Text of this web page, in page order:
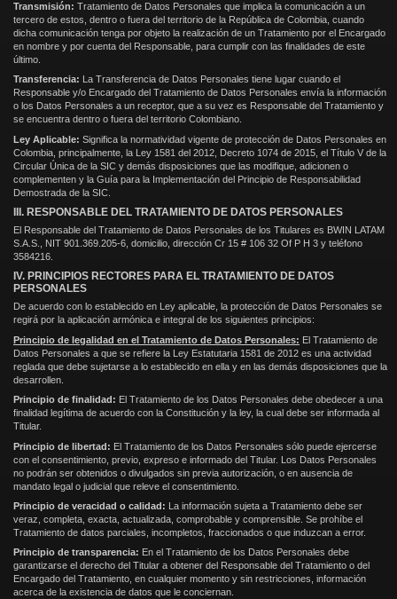
Transmisión: Tratamiento de Datos Personales que implica la comunicación a un
tercero de estos, dentro o fuera del territorio de la República de Colombia, cuando
dicha comunicación tenga por objeto la realización de un Tratamiento por el Encargado
en nombre y por cuenta del Responsable, para cumplir con las finalidades de este
último.
Transferencia: La Transferencia de Datos Personales tiene lugar cuando el
Responsable y/o Encargado del Tratamiento de Datos Personales envía la información
o los Datos Personales a un receptor, que a su vez es Responsable del Tratamiento y
se encuentra dentro o fuera del territorio Colombiano.
Ley Aplicable: Significa la normatividad vigente de protección de Datos Personales en
Colombia, principalmente, la Ley 1581 del 2012, Decreto 1074 de 2015, el Título V de la
Circular Única de la SIC y demás disposiciones que las modifique, adicionen o
complementen y la Guía para la Implementación del Principio de Responsabilidad
Demostrada de la SIC.
III. RESPONSABLE DEL TRATAMIENTO DE DATOS PERSONALES
El Responsable del Tratamiento de Datos Personales de los Titulares es BWIN LATAM
S.A.S., NIT 901.369.205-6, domicilio, dirección Cr 15 # 106 32 Of P H 3 y teléfono
3584216.
IV. PRINCIPIOS RECTORES PARA EL TRATAMIENTO DE DATOS
PERSONALES
De acuerdo con lo establecido en Ley aplicable, la protección de Datos Personales se
regirá por la aplicación armónica e integral de los siguientes principios:
Principio de legalidad en el Tratamiento de Datos Personales: El Tratamiento de
Datos Personales a que se refiere la Ley Estatutaria 1581 de 2012 es una actividad
reglada que debe sujetarse a lo establecido en ella y en las demás disposiciones que la
desarrollen.
Principio de finalidad: El Tratamiento de los Datos Personales debe obedecer a una
finalidad legítima de acuerdo con la Constitución y la ley, la cual debe ser informada al
Titular.
Principio de libertad: El Tratamiento de los Datos Personales sólo puede ejercerse
con el consentimiento, previo, expreso e informado del Titular. Los Datos Personales
no podrán ser obtenidos o divulgados sin previa autorización, o en ausencia de
mandato legal o judicial que releve el consentimiento.
Principio de veracidad o calidad: La información sujeta a Tratamiento debe ser
veraz, completa, exacta, actualizada, comprobable y comprensible. Se prohíbe el
Tratamiento de datos parciales, incompletos, fraccionados o que induzcan a error.
Principio de transparencia: En el Tratamiento de los Datos Personales debe
garantizarse el derecho del Titular a obtener del Responsable del Tratamiento o del
Encargado del Tratamiento, en cualquier momento y sin restricciones, información
acerca de la existencia de datos que le conciernan.